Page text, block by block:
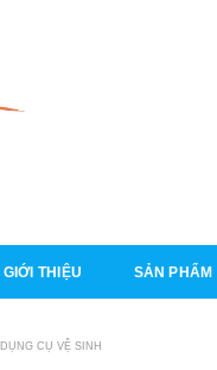
GIỚI THIỆU SẢN PHẨM
DỤNG CỤ VỆ SINH